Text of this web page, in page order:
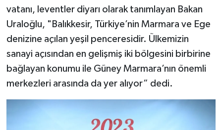
vatanı, leventler diyarı olarak tanımlayan Bakan
Uraloğlu, "Balıkkesir, Türkiye’nin Marmara ve Ege
denizine açılan yeşil penceresidir. Ülkemizin
sanayi açısından en gelişmiş iki bölgesini birbirine
bağlayan konumu ile Güney Marmara’nın önemli
merkezleri arasında da yer alıyor” dedi.